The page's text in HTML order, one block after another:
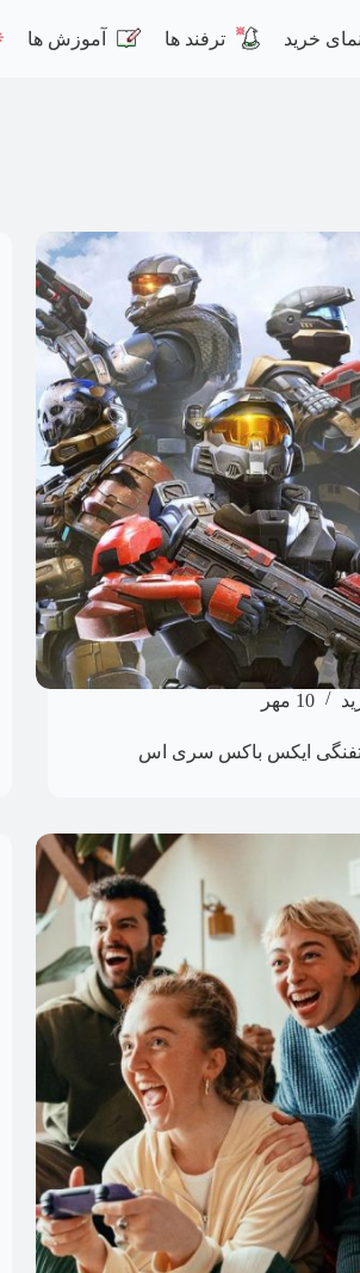
خرید ترفند ها آموزش ها
10 مهر
تفنگی ایکس باکس سری اس